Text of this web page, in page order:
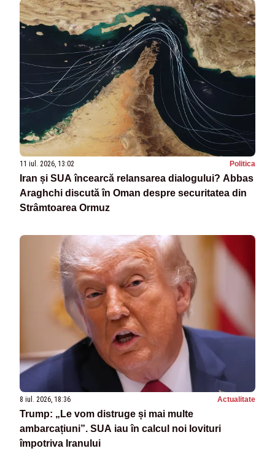
11 iul. 2026, 13:02 Politica
Iran și SUA încearcă relansarea dialogului? Abbas
Araghchi discută în Oman despre securitatea din
Strâmtoarea Ormuz
8 iul. 2026, 18:36 Actualitate
Trump: „Le vom distruge și mai multe
ambarcațiuni”. SUA iau în calcul noi lovituri
împotriva Iranului